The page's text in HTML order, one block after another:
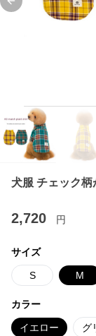
Previous slide
犬服 チェック
2,720 円
サイズ
S M
カラー
イエロー グ